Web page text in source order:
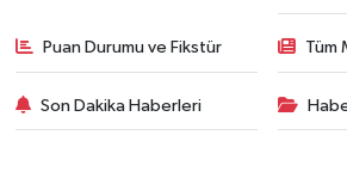
Puan Durumu ve Fikstür Tüm
Son Dakika Haberleri